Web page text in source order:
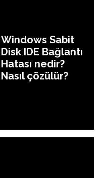
Windows Sabit
Disk IDE Bağlantı
Hatası nedir?
Nasıl çözülür?